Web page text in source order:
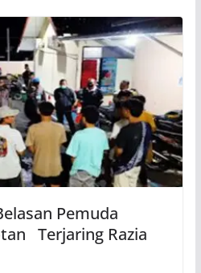
Pemuda
Terjaring Razia